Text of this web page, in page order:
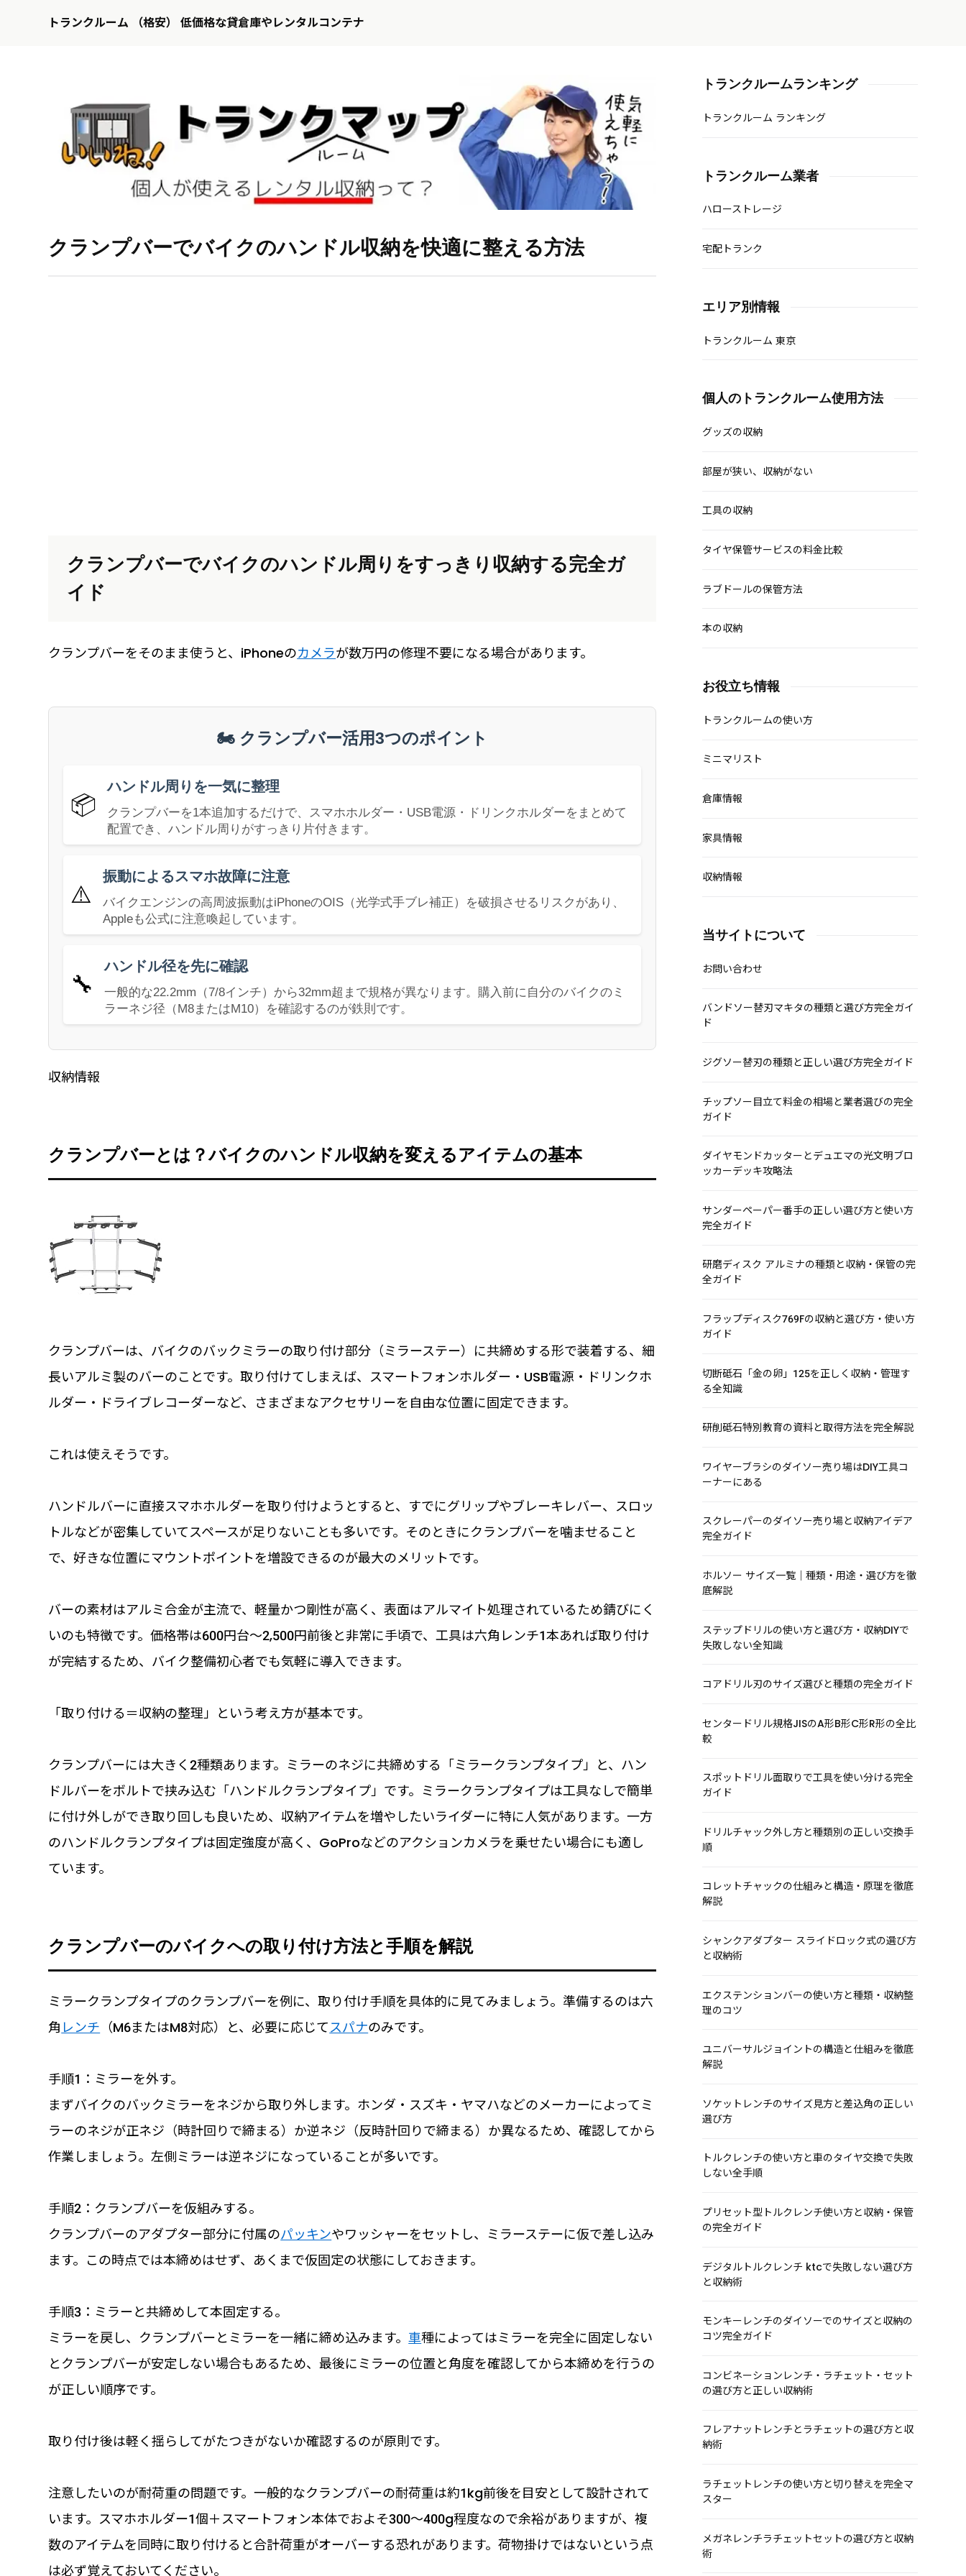
トランクルーム （格安） 低価格な貸倉庫やレンタルコンテナ
クランプバーでバイクのハンドル収納を快適に整える方法
クランプバーでバイクのハンドル周りをすっきり収納する完全ガ
イド
クランプバーをそのまま使うと、iPhoneのカメラが数万円の修理不要になる場合があります。
🏍️ クランプバー活用3つのポイント
📦
ハンドル周りを一気に整理
クランプバーを1本追加するだけで、スマホホルダー・USB電源・ドリンクホルダーをまとめて
配置でき、ハンドル周りがすっきり片付きます。
⚠️
振動によるスマホ故障に注意
バイクエンジンの高周波振動はiPhoneのOIS（光学式手ブレ補正）を破損させるリスクがあり、
Appleも公式に注意喚起しています。
🔧
ハンドル径を先に確認
一般的な22.2mm（7/8インチ）から32mm超まで規格が異なります。購入前に自分のバイクのミ
ラーネジ径（M8またはM10）を確認するのが鉄則です。
収納情報
クランプバーとは？バイクのハンドル収納を変えるアイテムの基本
クランプバーは、バイクのバックミラーの取り付け部分（ミラーステー）に共締めする形で装着する、細
長いアルミ製のバーのことです。取り付けてしまえば、スマートフォンホルダー・USB電源・ドリンクホ
ルダー・ドライブレコーダーなど、さまざまなアクセサリーを自由な位置に固定できます。
これは使えそうです。
ハンドルバーに直接スマホホルダーを取り付けようとすると、すでにグリップやブレーキレバー、スロッ
トルなどが密集していてスペースが足りないことも多いです。そのときにクランプバーを噛ませること
で、好きな位置にマウントポイントを増設できるのが最大のメリットです。
バーの素材はアルミ合金が主流で、軽量かつ剛性が高く、表面はアルマイト処理されているため錆びにく
いのも特徴です。価格帯は600円台〜2,500円前後と非常に手頃で、工具は六角レンチ1本あれば取り付け
が完結するため、バイク整備初心者でも気軽に導入できます。
「取り付ける＝収納の整理」という考え方が基本です。
クランプバーには大きく2種類あります。ミラーのネジに共締めする「ミラークランプタイプ」と、ハン
ドルバーをボルトで挟み込む「ハンドルクランプタイプ」です。ミラークランプタイプは工具なしで簡単
に付け外しができ取り回しも良いため、収納アイテムを増やしたいライダーに特に人気があります。一方
のハンドルクランプタイプは固定強度が高く、GoProなどのアクションカメラを乗せたい場合にも適し
ています。
クランプバーのバイクへの取り付け方法と手順を解説
ミラークランプタイプのクランプバーを例に、取り付け手順を具体的に見てみましょう。準備するのは六
角 レンチ （M6またはM8対応）と、必要に応じてスパナのみです。
手順1：ミラーを外す。
まずバイクのバックミラーをネジから取り外します。ホンダ・スズキ・ヤマハなどのメーカーによってミ
ラーのネジが正ネジ（時計回りで締まる）か逆ネジ（反時計回りで締まる）か異なるため、確認してから
作業しましょう。左側ミラーは逆ネジになっていることが多いです。
手順2：クランプバーを仮組みする。
クランプバーのアダプター部分に付属のパッキンやワッシャーをセットし、ミラーステーに仮で差し込み
ます。この時点では本締めはせず、あくまで仮固定の状態にしておきます。
手順3：ミラーと共締めして本固定する。
ミラーを戻し、クランプバーとミラーを一緒に締め込みます。車種によってはミラーを完全に固定しない
とクランプバーが安定しない場合もあるため、最後にミラーの位置と角度を確認してから本締めを行うの
が正しい順序です。
取り付け後は軽く揺らしてがたつきがないか確認するのが原則です。
注意したいのが耐荷重の問題です。一般的なクランプバーの耐荷重は約1kg前後を目安として設計されて
います。スマホホルダー1個＋スマートフォン本体でおよそ300〜400g程度なので余裕がありますが、複
数のアイテムを同時に取り付けると合計荷重がオーバーする恐れがあります。荷物掛けではないという点
は必ず覚えておいてください。
トランクルームランキング
トランクルーム ランキング
トランクルーム業者
ハローストレージ
宅配トランク
エリア別情報
トランクルーム 東京
個人のトランクルーム使用方法
グッズの収納
部屋が狭い、収納がない
工具の収納
タイヤ保管サービスの料金比較
ラブドールの保管方法
本の収納
お役立ち情報
トランクルームの使い方
ミニマリスト
倉庫情報
家具情報
収納情報
当サイトについて
お問い合わせ
バンドソー替刃マキタの種類と選び方完全ガイ
ド
ジグソー替刃の種類と正しい選び方完全ガイド
チップソー目立て料金の相場と業者選びの完全
ガイド
ダイヤモンドカッターとデュエマの光文明ブロ
ッカーデッキ攻略法
サンダーペーパー番手の正しい選び方と使い方
完全ガイド
研磨ディスク アルミナの種類と収納・保管の完
全ガイド
フラップディスク769Fの収納と選び方・使い方
ガイド
切断砥石「金の卵」125を正しく収納・管理す
る全知識
研削砥石特別教育の資料と取得方法を完全解説
ワイヤーブラシのダイソー売り場はDIY工具コ
ーナーにある
スクレーパーのダイソー売り場と収納アイデア
完全ガイド
ホルソー サイズ一覧｜種類・用途・選び方を徹
底解説
ステップドリルの使い方と選び方・収納DIYで
失敗しない全知識
コアドリル刃のサイズ選びと種類の完全ガイド
センタードリル規格JISのA形B形C形R形の全比
較
スポットドリル面取りで工具を使い分ける完全
ガイド
ドリルチャック外し方と種類別の正しい交換手
順
コレットチャックの仕組みと構造・原理を徹底
解説
シャンクアダプター スライドロック式の選び方
と収納術
エクステンションバーの使い方と種類・収納整
理のコツ
ユニバーサルジョイントの構造と仕組みを徹底
解説
ソケットレンチのサイズ見方と差込角の正しい
選び方
トルクレンチの使い方と車のタイヤ交換で失敗
しない全手順
プリセット型トルクレンチ使い方と収納・保管
の完全ガイド
デジタルトルクレンチ ktcで失敗しない選び方
と収納術
モンキーレンチのダイソーでのサイズと収納の
コツ完全ガイド
コンビネーションレンチ・ラチェット・セット
の選び方と正しい収納術
フレアナットレンチとラチェットの選び方と収
納術
ラチェットレンチの使い方と切り替えを完全マ
スター
メガネレンチラチェットセットの選び方と収納
術